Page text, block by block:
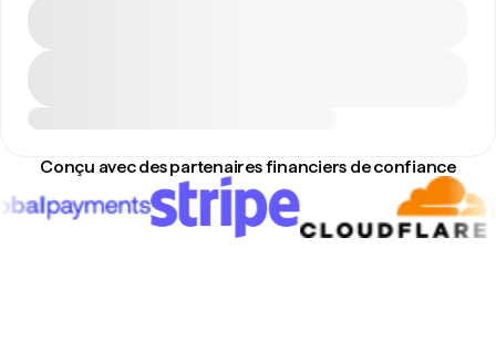
Conçu avec des partenaires financiers de confiance